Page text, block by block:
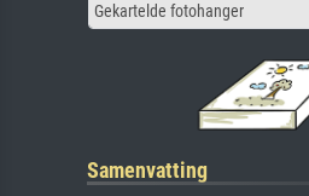
Gekartelde fotohanger
Samenvatting